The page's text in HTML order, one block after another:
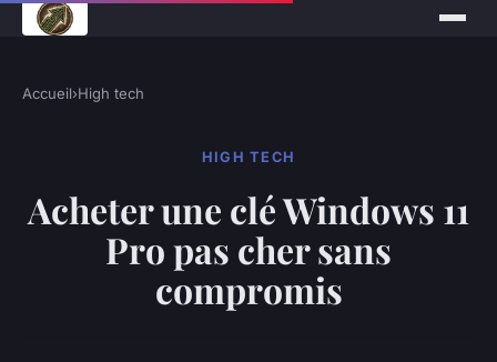
Accueil›High tech
HIGH TECH
Acheter une clé Windows 11
Pro pas cher sans
compromis